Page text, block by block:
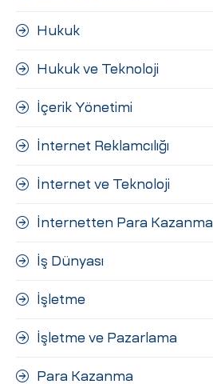
Hukuk
Hukuk ve Teknoloji
İçerik Yönetimi
İnternet Reklamcılığı
İnternet ve Teknoloji
İnternetten Para Kazanma
İş Dünyası
İşletme
İşletme ve Pazarlama
Para Kazanma